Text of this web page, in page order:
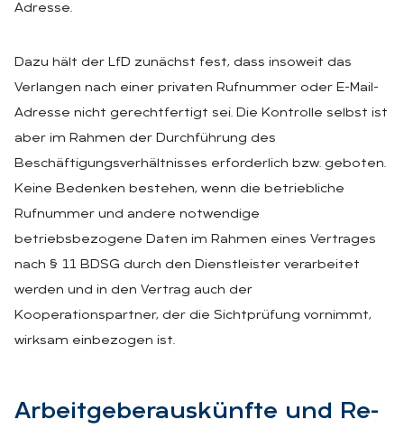
Adresse.
Dazu hält der LfD zunächst fest, dass insoweit das
Verlangen nach einer privaten Rufnummer oder E-Mail-
Adresse nicht gerechtfertigt sei. Die Kontrolle selbst ist
aber im Rahmen der Durchführung des
Beschäftigungsverhältnisses erforderlich bzw. geboten.
Keine Bedenken bestehen, wenn die betriebliche
Rufnummer und andere notwendige
betriebsbezogene Daten im Rahmen eines Vertrages
nach § 11 BDSG durch den Dienstleister verarbeitet
werden und in den Vertrag auch der
Kooperationspartner, der die Sichtprüfung vornimmt,
wirksam einbezogen ist.
Ar­beit­ge­be­r­aus­künf­te und Re­